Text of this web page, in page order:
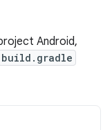
Android,
build.gradle